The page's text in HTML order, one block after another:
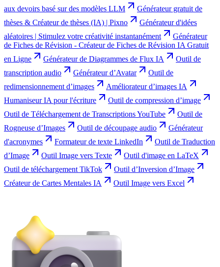
aux devoirs basé sur des modèles LLM
Générateur gratuit de
thèses & Créateur de thèses (IA) | Pixno
Générateur d'idées
aléatoires | Stimulez votre créativité instantanément
Générateur
de Fiches de Révision - Créateur de Fiches de Révision IA Gratuit
en Ligne
Générateur de Diagrammes de Flux IA
Outil de
transcription audio
Générateur d’Avatar
Outil de
redimensionnement d’images
Améliorateur d’images IA
Humaniseur IA pour l'écriture
Outil de compression d’image
Outil de Téléchargement de Transcriptions YouTube
Outil de
Rogneuse d’Images
Outil de découpage audio
Générateur
d'acronymes
Formateur de texte LinkedIn
Outil de Traduction
d’Image
Outil Image vers Texte
Outil d'image en LaTeX
Outil de téléchargement TikTok
Outil d’Inversion d’Image
Créateur de Cartes Mentales IA
Outil Image vers Excel